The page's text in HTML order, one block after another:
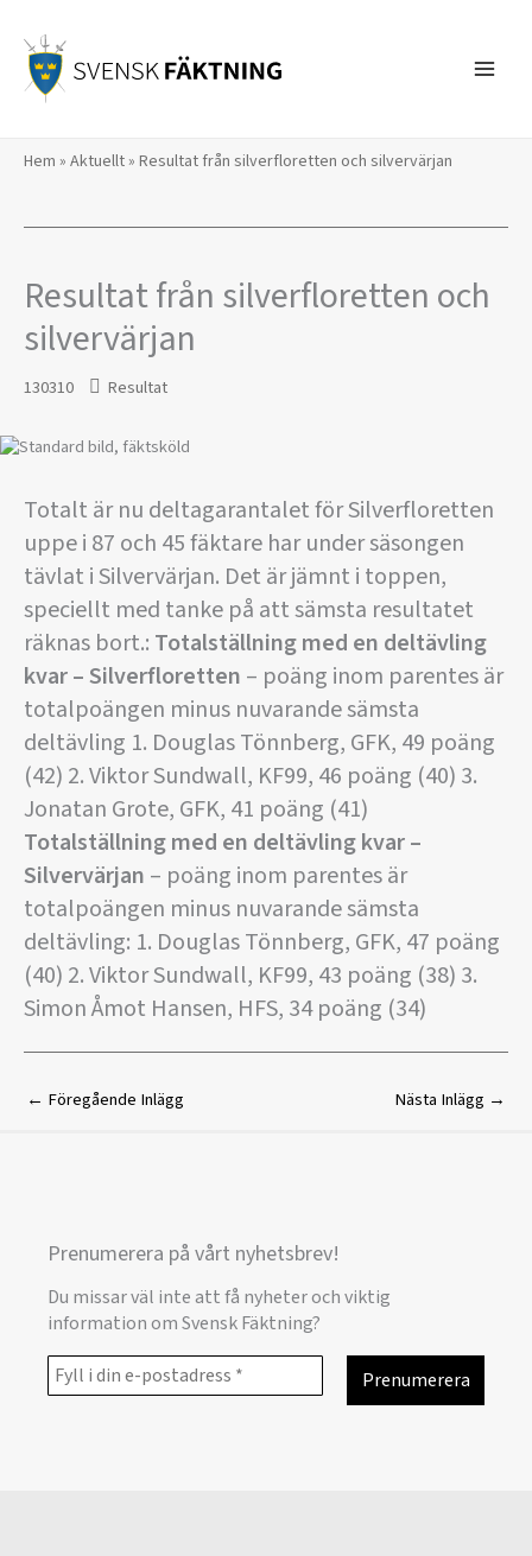
innehåll
Hem » Aktuellt» Resultat från silverfloretten och silvervärjan
Resultat från silverfloretten och
silvervärjan
130310 Resultat
Totalt är nu deltagarantalet för Silverfloretten
uppe i 87 och 45 fäktare har under säsongen
tävlat i Silvervärjan. Det är jämnt i toppen,
speciellt med tanke på att sämsta resultatet
räknas bort.: Totalställning med en deltävling
kvar – Silverfloretten – poäng inom parentes är
totalpoängen minus nuvarande sämsta
deltävling 1. Douglas Tönnberg, GFK, 49 poäng
(42) 2. Viktor Sundwall, KF99, 46 poäng (40) 3.
Jonatan Grote, GFK, 41 poäng (41)
Totalställning med en deltävling kvar –
Silvervärjan – poäng inom parentes är
totalpoängen minus nuvarande sämsta
deltävling: 1. Douglas Tönnberg, GFK, 47 poäng
(40) 2. Viktor Sundwall, KF99, 43 poäng (38) 3.
Simon Åmot Hansen, HFS, 34 poäng (34)
← Föregående Inlägg Nästa Inlägg →
Prenumerera på vårt nyhetsbrev!
Du missar väl inte att få nyheter och viktig
information om Svensk Fäktning?